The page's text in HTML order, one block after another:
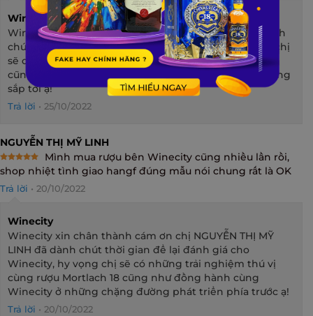
Winecity
Winecity xin chân thành cám ơn chị JULIA DO đã dành
chút thời gian để lại đánh giá cho Winecity, hy vọng chị
sẽ có những trải nghiệm thú vị cùng rượu Mortlach 18
cũng như đồng hành cùng Winecity ở những đơn hàng
sắp tới ạ!
Trả lời • 25/10/2022
NGUYỄN THỊ MỸ LINH
Rated5
out of 5
Mình mua rượu bên Winecity cũng nhiều lần rồi,
shop nhiệt tình giao hangf đúng mẫu nói chung rất là OK
Trả lời • 20/10/2022
Winecity
Winecity xin chân thành cám ơn chị NGUYỄN THỊ MỸ
LINH đã dành chút thời gian để lại đánh giá cho
Winecity, hy vọng chị sẽ có những trải nghiệm thú vị
cùng rượu Mortlach 18 cũng như đồng hành cùng
Winecity ở những chặng đường phát triển phía trước ạ!
Trả lời • 20/10/2022